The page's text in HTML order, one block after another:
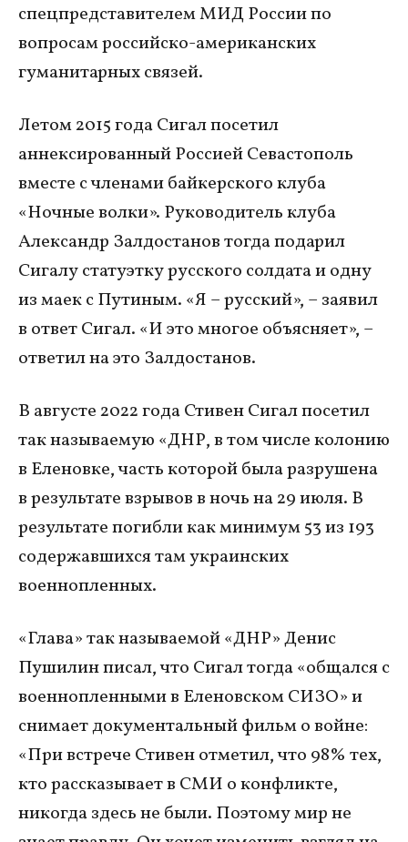
спецпредставителем МИД России по
вопросам российско-американских
гуманитарных связей.
Летом 2015 года Сигал посетил
аннексированный Россией Севастополь
вместе с членами байкерского клуба
«Ночные волки». Руководитель клуба
Александр Залдостанов тогда подарил
Сигалу статуэтку русского солдата и одну
из маек с Путиным. «Я – русский», – заявил
в ответ Сигал. «И это многое объясняет», –
ответил на это Залдостанов.
В августе 2022 года Стивен Сигал посетил
так называемую «ДНР, в том числе колонию
в Еленовке, часть которой была разрушена
в результате взрывов в ночь на 29 июля. В
результате погибли как минимум 53 из 193
содержавшихся там украинских
военнопленных.
«Глава» так называемой «ДНР» Денис
Пушилин писал, что Сигал тогда «общался с
военнопленными в Еленовском СИЗО» и
снимает документальный фильм о войне:
«При встрече Стивен отметил, что 98% тех,
кто рассказывает в СМИ о конфликте,
никогда здесь не были. Поэтому мир не